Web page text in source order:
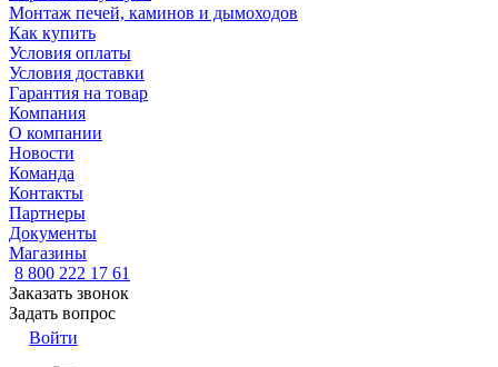
Монтаж печей, каминов и дымоходов
Как купить
Условия оплаты
Условия доставки
Гарантия на товар
Компания
О компании
Новости
Команда
Контакты
Партнеры
Документы
Магазины
8 800 222 17 61
Заказать звонок
Задать вопрос
Войти